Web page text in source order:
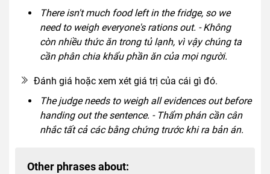
There isn't much food left in the fridge, so we
need to weigh everyone's rations out. - Không
còn nhiều thức ăn trong tủ lạnh, vì vậy chúng ta
cần phân chia khẩu phần ăn của mọi người.
Đánh giá hoặc xem xét giá trị của cái gì đó.
The judge needs to weigh all evidences out before
handing out the sentence. - Thẩm phán cần cân
nhắc tất cả các bằng chứng trước khi ra bản án.
Other phrases about: